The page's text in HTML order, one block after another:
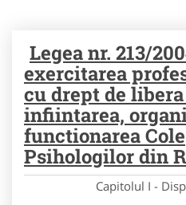
Legea nr. 213/
exercitarea
cu drept de
infiintarea,
functionarea
Psihologilor din
Capitolul I -